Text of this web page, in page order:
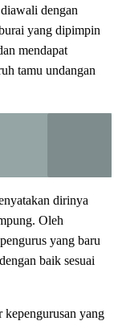
dengan
yang dipimpin
mendapat
tamu undangan
dirinya
Oleh
yang baru
baik sesuai
kepengurusan yang